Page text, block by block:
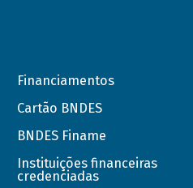
Financiamentos
Cartão BNDES
BNDES Finame
Instituições financeiras
credenciadas